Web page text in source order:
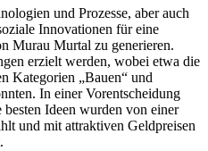
und Prozesse, aber auch
Innovationen für eine
Murau Murtal zu generieren.
erzielt werden, wobei etwa die
Kategorien „Bauen“ und
In einer Vorentscheidung
Ideen wurden von einer
und mit attraktiven Geldpreisen